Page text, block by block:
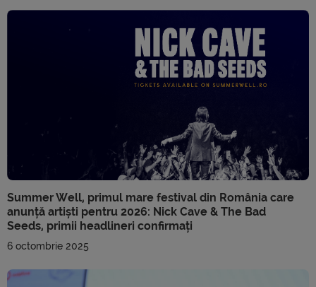
Summer Well, primul mare festival din România care
anunță artiști pentru 2026: Nick Cave & The Bad
Seeds, primii headlineri confirmați
6 octombrie 2025